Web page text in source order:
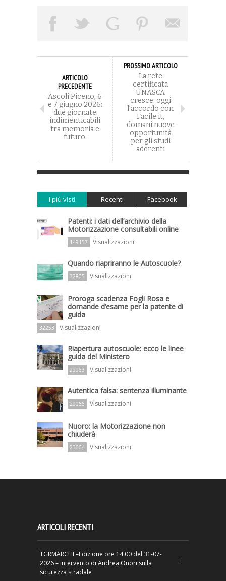
ARTICOLO
PRECEDENTE
Ascoli Piceno, 6
e 7 giugno 2026:
due giornate
indimenticabili
tra memoria e
futuro.
PROSSIMO ARTICOLO
La rete
certificata
UNASCA
cresce: oggi
l’accordo con
Facile.it,
domani nuove
opportunità
per gli studi
aderenti
I più visti Recenti Facebook
Patenti: i dati dell’archivio della
Motorizzazione consultabili online
149157 Visualizzazioni
Quando riapriranno le Autoscuole?
32805 Visualizzazioni
Proroga scadenza Fogli Rosa e
domande d’esame per la patente di
guida
32253 Visualizzazioni
Riapertura autoscuole: ecco le linee
guida del Ministero
29963 Visualizzazioni
Autentica falsa: sentenza illuminante
29066 Visualizzazioni
Nuoro: la Motorizzazione non
chiuderà
23664 Visualizzazioni
ARTICOLI RECENTI
TGRMARCHE–Edizione ore 14:00 del 31-07-
2026 – intervento di Andrea Onori sulla
sicurezza stradale